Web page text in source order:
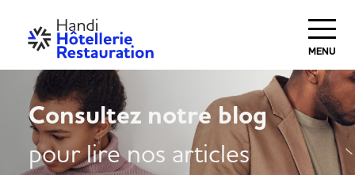
MENU
Consultez notre blog
pour lire nos articles